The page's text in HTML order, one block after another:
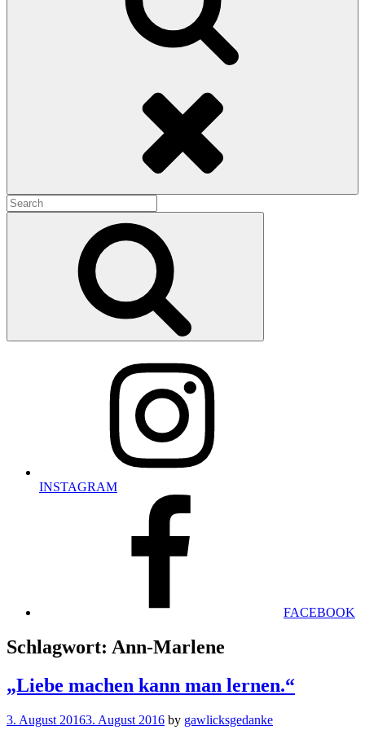
Search
for:
INSTAGRAM
FACEBOOK
Schlagwort: Ann-Marlene
„Liebe machen kann man lernen.“
3. August 20163. August 2016 by gawlicksgedanke